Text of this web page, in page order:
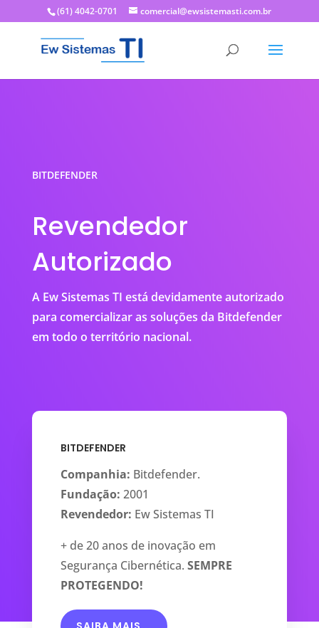
(61) 4042-0701 comercial@ewsistemasti.com.br
BITDEFENDER
Revendedor
Autorizado
A Ew Sistemas TI está devidamente autorizado
para comercializar as soluções da Bitdefender
em todo o território nacional.
BITDEFENDER
Companhia: Bitdefender.
Fundação: 2001
Revendedor: Ew Sistemas TI
+ de 20 anos de inovação em
Segurança Cibernética. SEMPRE
PROTEGENDO!